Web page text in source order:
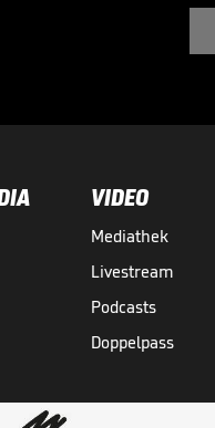
VIDEO
Mediathek
Livestream
Podcasts
Doppelpass